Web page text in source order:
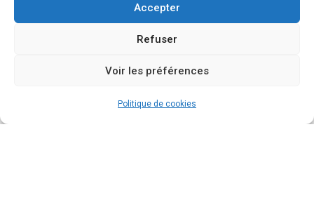
Accepter
Refuser
Voir les préférences
Politique de cookies